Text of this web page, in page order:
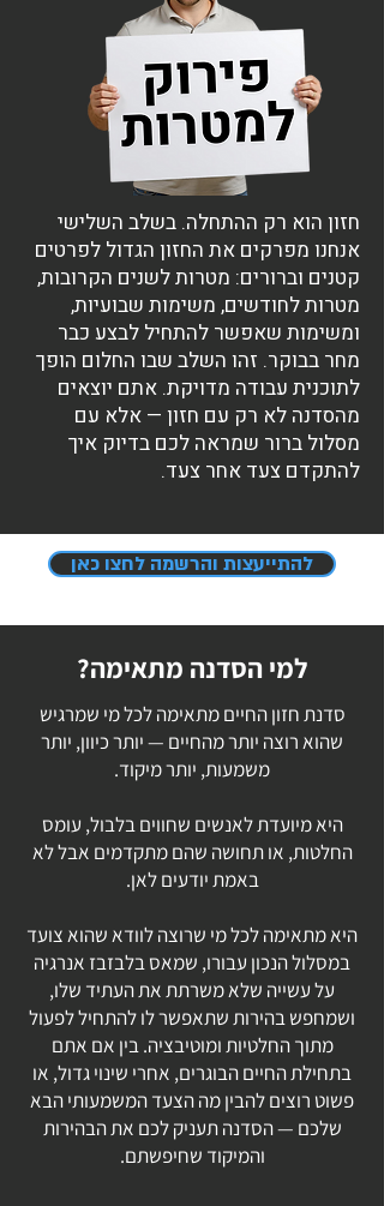
חזון הוא רק ההתחלה. בשלב השלישי
אנחנו מפרקים את החזון הגדול לפרטים
קטנים וברורים: מטרות לשנים הקרובות,
מטרות לחודשים, משימות שבועיות,
ומשימות שאפשר להתחיל לבצע כבר
מחר בבוקר. זהו השלב שבו החלום הופך
לתוכנית עבודה מדויקת. אתם יוצאים
מהסדנה לא רק עם חזון — אלא עם
מסלול ברור שמראה לכם בדיוק איך
להתקדם צעד אחר צעד.
להתייעצות והרשמה לחצו כאן
למי הסדנה מתאימה?
סדנת חזון החיים מתאימה לכל מי שמרגיש
שהוא רוצה יותר מהחיים — יותר כיוון, יותר
משמעות, יותר מיקוד.
היא מיועדת לאנשים שחווים בלבול, עומס
החלטות, או תחושה שהם מתקדמים אבל לא
באמת יודעים לאן.
היא מתאימה לכל מי שרוצה לוודא שהוא צועד
במסלול הנכון עבורו, שמאס בלבזבז אנרגיה
על עשייה שלא משרתת את העתיד שלו,
ושמחפש בהירות שתאפשר לו להתחיל לפעול
מתוך החלטיות ומוטיבציה. בין אם אתם
בתחילת החיים הבוגרים, אחרי שינוי גדול, או
פשוט רוצים להבין מה הצעד המשמעותי הבא
שלכם — הסדנה תעניק לכם את הבהירות
והמיקוד שחיפשתם.